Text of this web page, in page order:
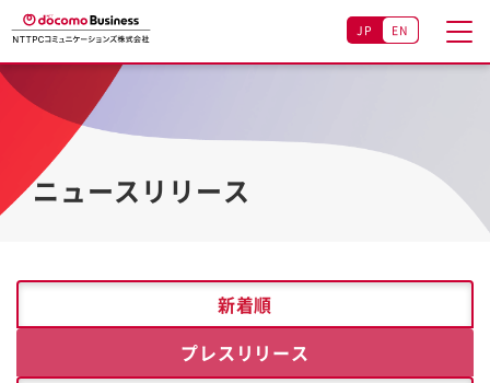
JP EN
ニュースリリース
新着順
プレスリリース